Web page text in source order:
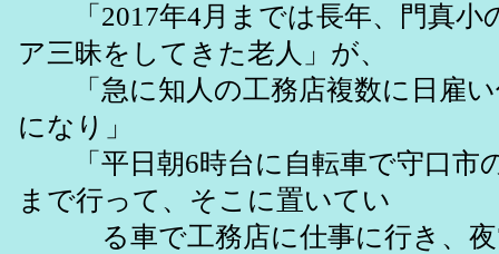
「2017年4月までは長年、門真小
ア三昧をしてきた老人」が、
「急に知人の工務店複数に日雇い
になり」
「平日朝6時台に自転車で守口市
まで行って、そこに置いてい
る車で工務店に仕事に行き、夜7